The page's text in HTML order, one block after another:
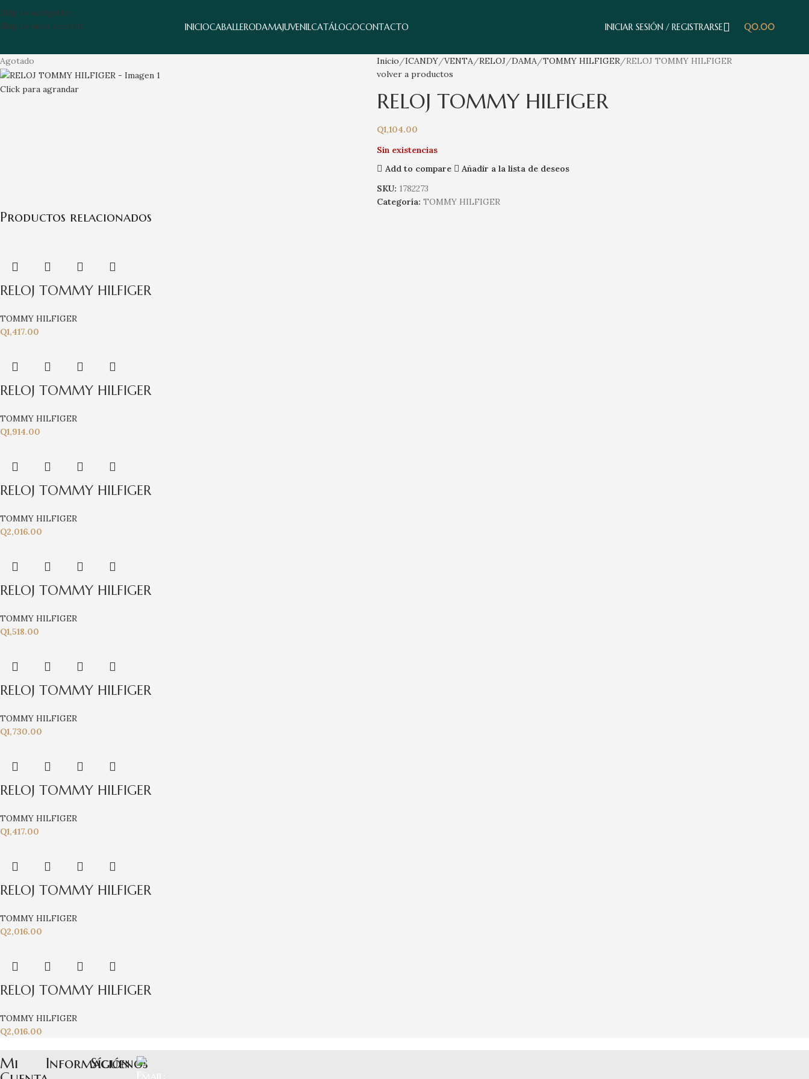
Skip to navigation
Skip to main content
INICIOCABALLERODAMAJUVENILCATÁLOGOCONTACTO INICIAR SESIÓN / REGISTRARSE Q0.00
Agotado
Click para agrandar
Inicio ICANDY VENTA RELOJ DAMA TOMMY HILFIGER
RELOJ TOMMY HILFIGER
volver a productos
RELOJ TOMMY HILFIGER
Q1,104.00
Sin existencias
Add to compare
Añadir a la lista de deseos
SKU: 1782273
Categoría: TOMMY HILFIGER
Productos relacionados
RELOJ TOMMY HILFIGER
TOMMY HILFIGER
Q1,417.00
RELOJ TOMMY HILFIGER
TOMMY HILFIGER
Q1,914.00
RELOJ TOMMY HILFIGER
TOMMY HILFIGER
Q2,016.00
RELOJ TOMMY HILFIGER
TOMMY HILFIGER
Q1,518.00
RELOJ TOMMY HILFIGER
TOMMY HILFIGER
Q1,730.00
RELOJ TOMMY HILFIGER
TOMMY HILFIGER
Q1,417.00
RELOJ TOMMY HILFIGER
TOMMY HILFIGER
Q2,016.00
RELOJ TOMMY HILFIGER
TOMMY HILFIGER
Q2,016.00
Mi
Información
Síguenos